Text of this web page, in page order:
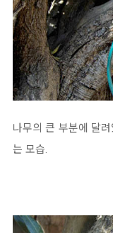
나무의 큰 부분에 달
는 모습.